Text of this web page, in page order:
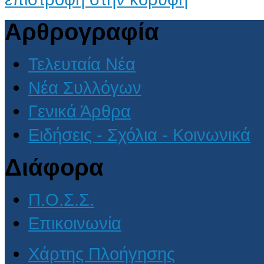
Αρθρογραφία
Τελευταία Νέα
Νέα Συλλόγων
Γενικά Άρθρα
Ειδήσεις - Σχόλια - Κοινωνικά
Διάφορα
Π.Ο.Σ.Σ.
Επικοινωνία
Χάρτης Πλοήγησης